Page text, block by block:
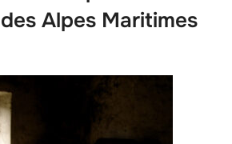
Alpes Maritimes